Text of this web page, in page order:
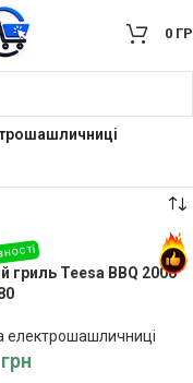
0
гриль Teesa BBQ 2000
електрошашличниці
грн